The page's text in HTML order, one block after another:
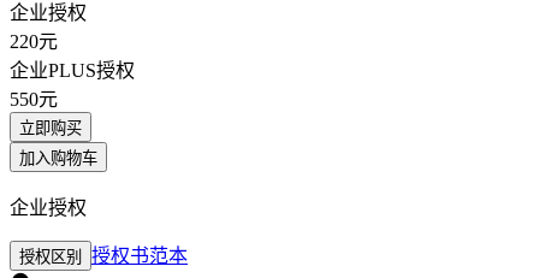
企业授权
220元
企业PLUS授权
550元
立即购买
加入购物车
企业授权
授权区别 授权书范本